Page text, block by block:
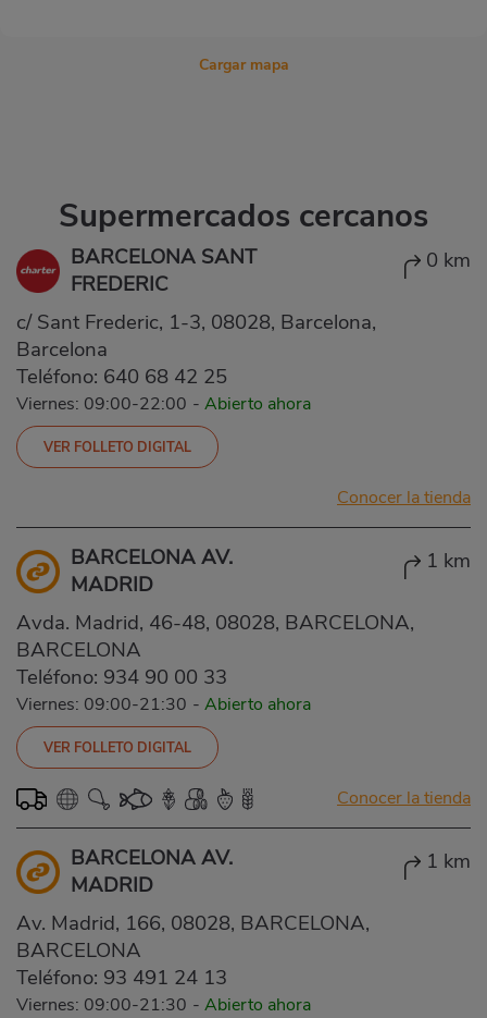
Cargar mapa
Supermercados cercanos
BARCELONA SANT
FREDERIC
0 km
c/ Sant Frederic, 1-3, 08028, Barcelona,
Barcelona
Teléfono: 640 68 42 25
Viernes: 09:00-22:00 - Abierto ahora
VER FOLLETO DIGITAL
Conocer la tienda
BARCELONA AV.
MADRID
1 km
Avda. Madrid, 46-48, 08028, BARCELONA,
BARCELONA
Teléfono: 934 90 00 33
Viernes: 09:00-21:30 - Abierto ahora
VER FOLLETO DIGITAL
Conocer la tienda
BARCELONA AV.
MADRID
1 km
Av. Madrid, 166, 08028, BARCELONA,
BARCELONA
Teléfono: 93 491 24 13
Viernes: 09:00-21:30 - Abierto ahora